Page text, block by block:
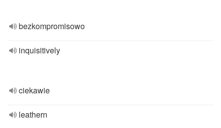
bezkompromisowo
inquisitively
ciekawie
leathern